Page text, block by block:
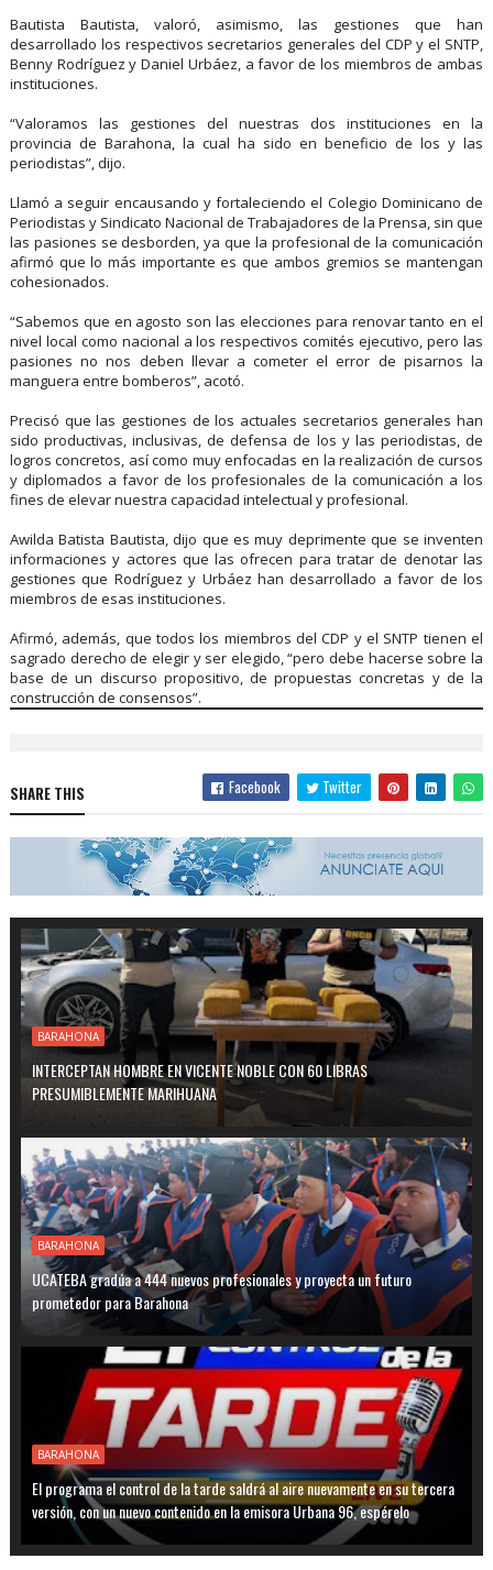
Bautista Bautista, valoró, asimismo, las gestiones que han
desarrollado los respectivos secretarios generales del CDP y el SNTP,
Benny Rodríguez y Daniel Urbáez, a favor de los miembros de ambas
instituciones.
“Valoramos las gestiones del nuestras dos instituciones en la
provincia de Barahona, la cual ha sido en beneficio de los y las
periodistas”, dijo.
Llamó a seguir encausando y fortaleciendo el Colegio Dominicano de
Periodistas y Sindicato Nacional de Trabajadores de la Prensa, sin que
las pasiones se desborden, ya que la profesional de la comunicación
afirmó que lo más importante es que ambos gremios se mantengan
cohesionados.
“Sabemos que en agosto son las elecciones para renovar tanto en el
nivel local como nacional a los respectivos comités ejecutivo, pero las
pasiones no nos deben llevar a cometer el error de pisarnos la
manguera entre bomberos”, acotó.
Precisó que las gestiones de los actuales secretarios generales han
sido productivas, inclusivas, de defensa de los y las periodistas, de
logros concretos, así como muy enfocadas en la realización de cursos
y diplomados a favor de los profesionales de la comunicación a los
fines de elevar nuestra capacidad intelectual y profesional.
Awilda Batista Bautista, dijo que es muy deprimente que se inventen
informaciones y actores que las ofrecen para tratar de denotar las
gestiones que Rodríguez y Urbáez han desarrollado a favor de los
miembros de esas instituciones.
Afirmó, además, que todos los miembros del CDP y el SNTP tienen el
sagrado derecho de elegir y ser elegido, “pero debe hacerse sobre la
base de un discurso propositivo, de propuestas concretas y de la
construcción de consensos”.
SHARE THIS Facebook Twitter
BARAHONA
INTERCEPTAN HOMBRE EN VICENTE NOBLE CON 60 LIBRAS
PRESUMIBLEMENTE MARIHUANA
BARAHONA
UCATEBA gradúa a 444 nuevos profesionales y proyecta un futuro
prometedor para Barahona
BARAHONA
El programa el control de la tarde saldrá al aire nuevamente en su tercera
versión, con un nuevo contenido en la emisora Urbana 96, espérelo